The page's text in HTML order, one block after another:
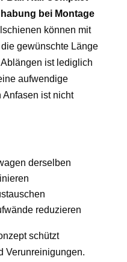
bei Montage
können mit
gewünschte Länge
ist lediglich
aufwendige
Anfasen ist nicht
derselben
reduzieren
schützt
Verunreinigungen.